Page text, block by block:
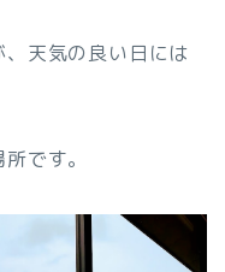
天気の良い日には
です。